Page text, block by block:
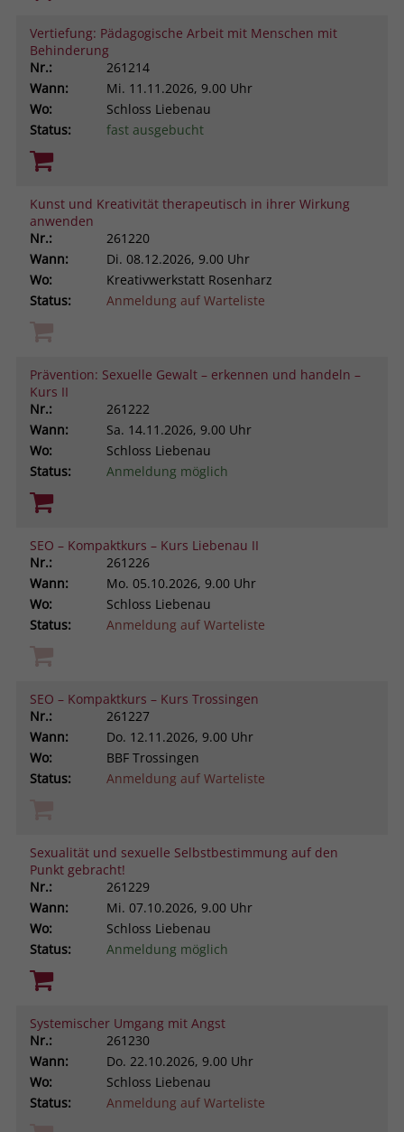
Vertiefung: Pädagogische Arbeit mit Menschen mit
Behinderung
Nr.:
261214
Wann:
Mi. 11.11.2026, 9.00 Uhr
Wo:
Schloss Liebenau
Status:
fast ausgebucht
Kunst und Kreativität therapeutisch in ihrer Wirkung
anwenden
Nr.:
261220
Wann:
Di. 08.12.2026, 9.00 Uhr
Wo:
Kreativwerkstatt Rosenharz
Status:
Anmeldung auf Warteliste
Prävention: Sexuelle Gewalt – erkennen und handeln –
Kurs II
Nr.:
261222
Wann:
Sa. 14.11.2026, 9.00 Uhr
Wo:
Schloss Liebenau
Status:
Anmeldung möglich
SEO – Kompaktkurs – Kurs Liebenau II
Nr.:
261226
Wann:
Mo. 05.10.2026, 9.00 Uhr
Wo:
Schloss Liebenau
Status:
Anmeldung auf Warteliste
SEO – Kompaktkurs – Kurs Trossingen
Nr.:
261227
Wann:
Do. 12.11.2026, 9.00 Uhr
Wo:
BBF Trossingen
Status:
Anmeldung auf Warteliste
Sexualität und sexuelle Selbstbestimmung auf den
Punkt gebracht!
Nr.:
261229
Wann:
Mi. 07.10.2026, 9.00 Uhr
Wo:
Schloss Liebenau
Status:
Anmeldung möglich
Systemischer Umgang mit Angst
Nr.:
261230
Wann:
Do. 22.10.2026, 9.00 Uhr
Wo:
Schloss Liebenau
Status:
Anmeldung auf Warteliste